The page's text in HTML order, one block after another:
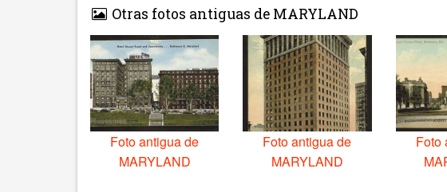
Otras fotos antiguas de MARYLAND
Foto antigua de
MARYLAND
Foto antigua de
MARYLAND
Foto